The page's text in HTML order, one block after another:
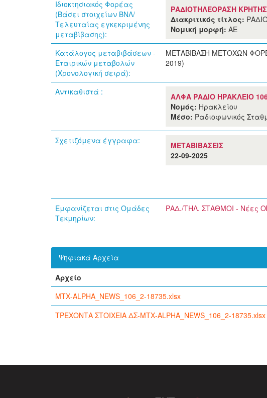
Ιδιοκτησιακός Φορέας
(Βάσει στοιχείων ΒΝΛ/
Τελευταίας εγκεκριμένης
μεταβίβασης):
ΡΑΔΙΟΤΗΛΕΟΡΑΣΗ
Διακριτικός τίτλος:
Νομική μορφή: ΑΕ
Κατάλογος μεταβιβάσεων -
Εταιρικών μεταβολών
(Χρονολογική σειρά):
ΜΕΤΑΒΙΒΑΣΗ ΜΕΤΟΧΩΝ
2019)
Αντικαθιστά :
ΑΛΦΑ ΡΑΔΙΟ ΗΡΑΚΛΕΙΟ
Νομός: Ηρακλείου
Μέσο: Ραδιοφωνικός
Σχετιζόμενα έγγραφα:
ΜΕΤΑΒΙΒΑΣΕΙΣ
22-09-2025
Εμφανίζεται στις Ομάδες
Τεκμηρίων:
ΡΑΔ./ΤΗΛ. ΣΤΑΘΜΟΙ - Νέες
Ψηφιακά Αρχεία
Αρχείο
ΜΤΧ-ALPHA_NEWS_106_2-18735.xlsx
ΤΡΕΧΟΝΤΑ ΣΤΟΙΧΕΙΑ ΔΣ-ΜΤΧ-ALPHA_NEWS_106_2-18735.xlsx